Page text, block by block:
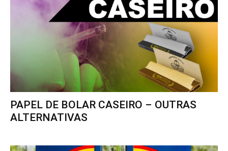
PAPEL DE BOLAR CASEIRO – OUTRAS
ALTERNATIVAS